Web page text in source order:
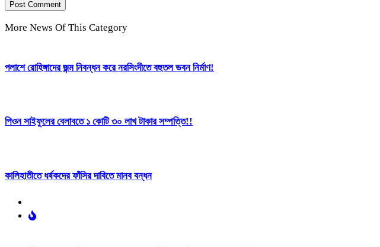
More News Of This Category
পলাশে রোহিঙ্গাদের জন্ম নিবন্ধন করে নরসিংদীতে বহুতল ভবন নির্মাণ!
পিওন সাইফুলের বেলাবতে ১ কোটি ৩০ লাখ টাকার সম্পত্তি!!
কালিহাতীতে ধর্ষকদের ফাঁসির দাবিতে মানব বন্ধন